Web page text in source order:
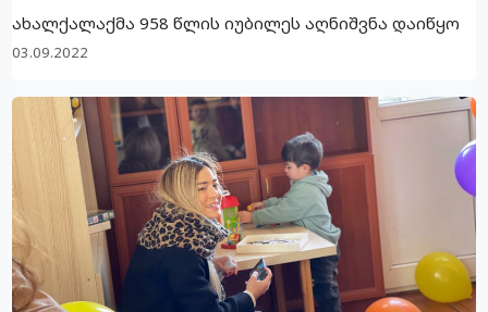
ახალქალაქმა 958 წლის იუბილეს აღნიშვნა დაიწყო
03.09.2022